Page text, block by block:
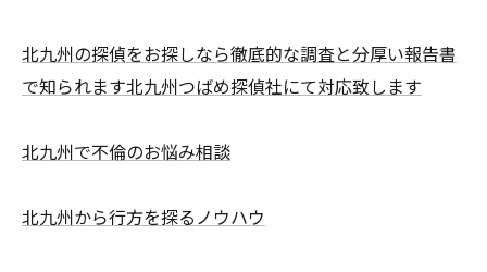
北九州の探偵をお探しなら徹底的な調査と分厚い報告書
で知られます北九州つばめ探偵社にて対応致します
北九州で不倫のお悩み相談
北九州から行方を探るノウハウ